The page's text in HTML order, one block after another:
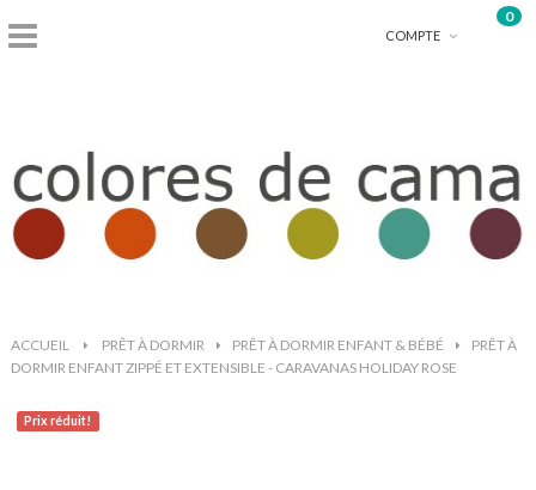
shopping_basket
0
COMPTE
ACCUEIL > PRÊT À DORMIR > PRÊT À DORMIR ENFANT & BÉBÉ >
PRÊT À
DORMIR ENFANT ZIPPÉ ET EXTENSIBLE - CARAVANAS HOLIDAY ROSE
Prix ​​réduit!